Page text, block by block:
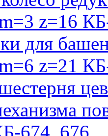
z=16
для
z=21
674, 676